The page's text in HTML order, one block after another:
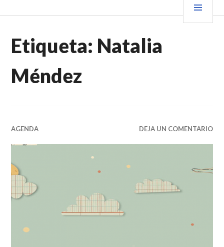
al VENDER+LIBROS NOTICIAS
Etiqueta: Natalia
Méndez
AGENDA DEJA UN COMENTARIO